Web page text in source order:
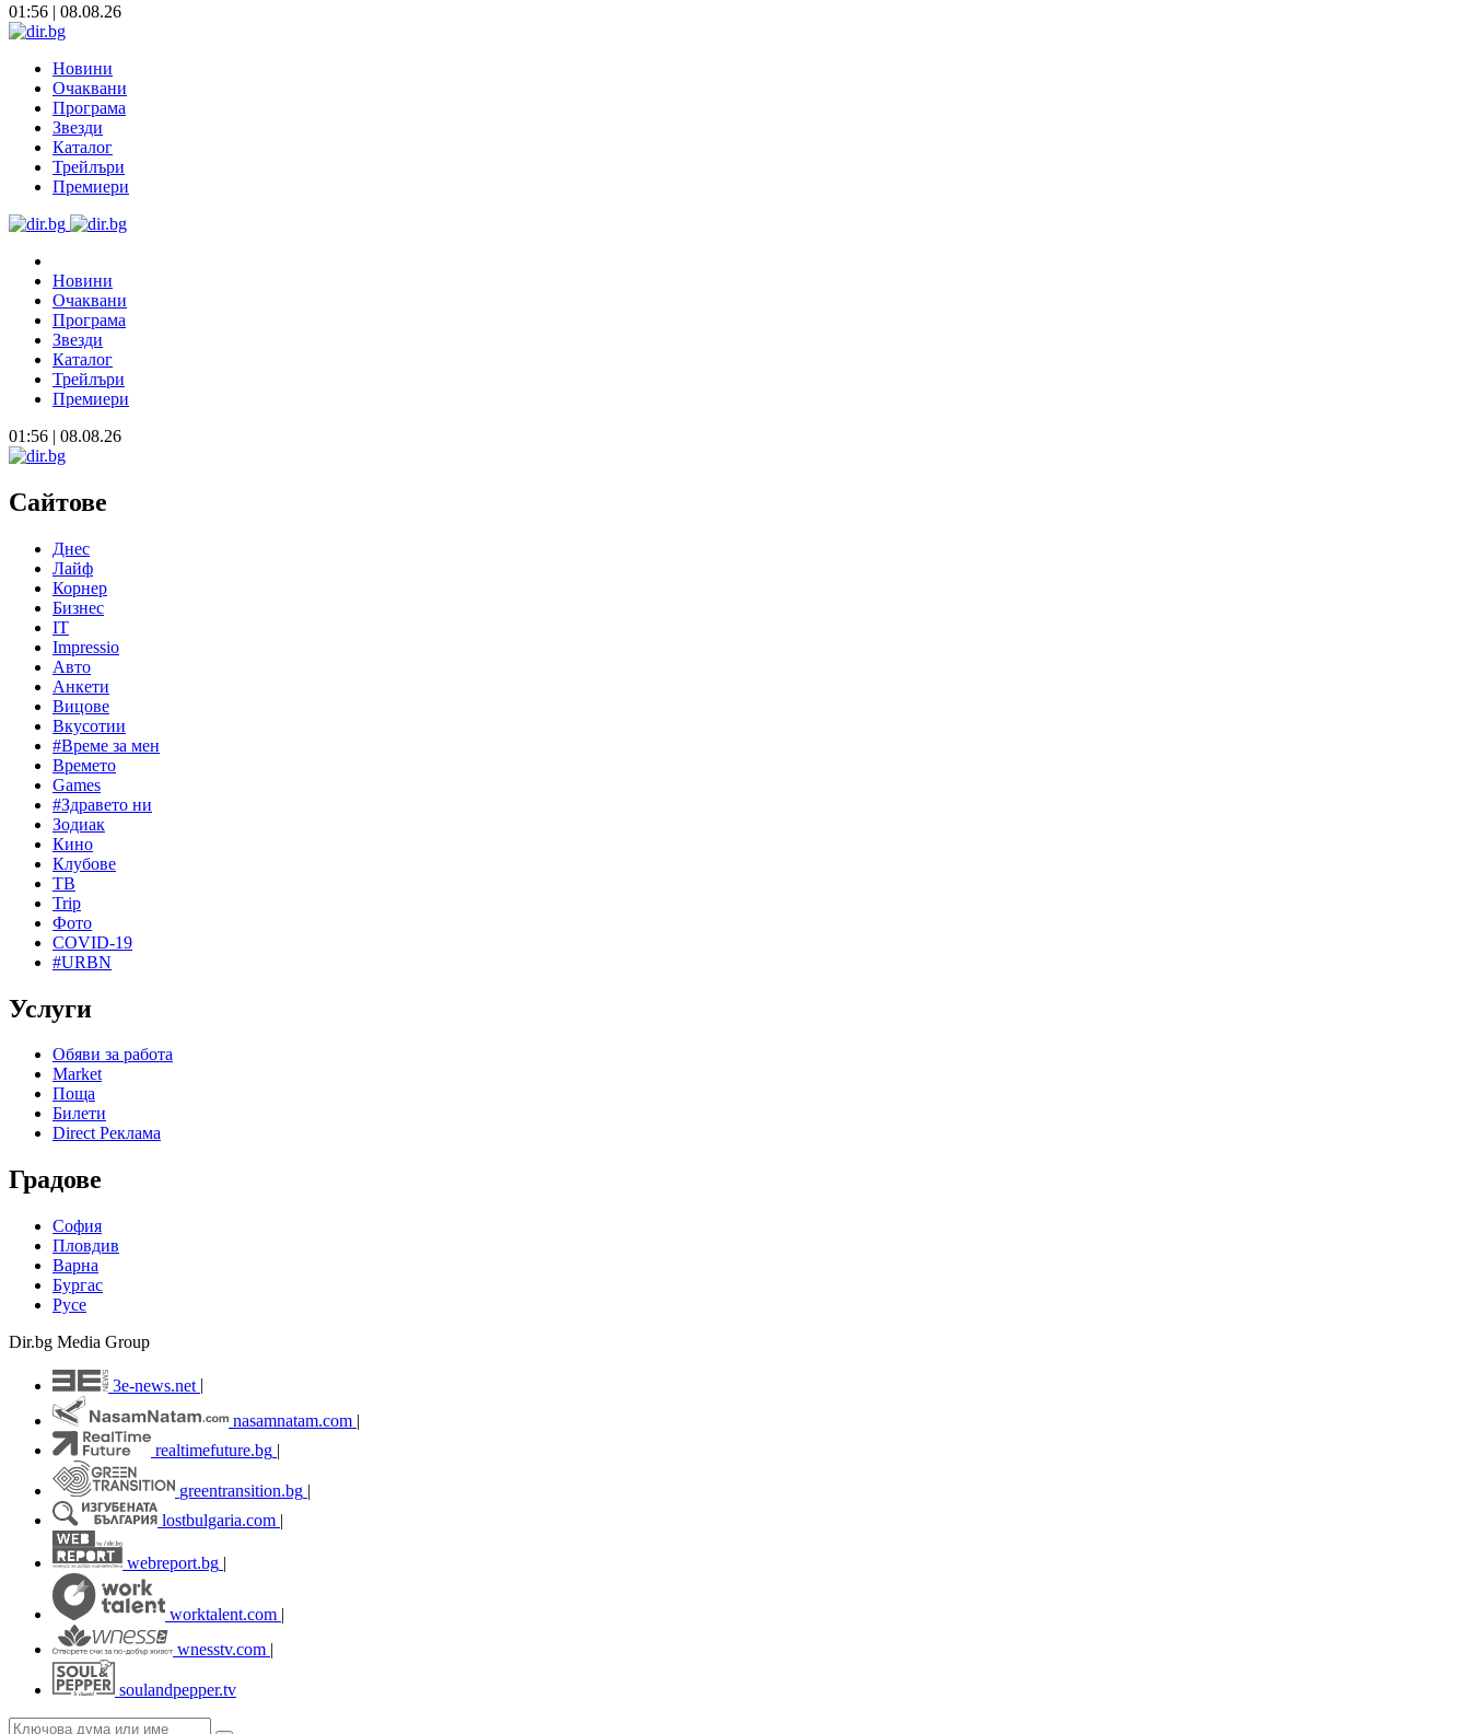
01:56 | 08.08.26
Новини
Очаквани
Програма
Звезди
Каталог
Трейлъри
Премиери
Новини
Очаквани
Програма
Звезди
Каталог
Трейлъри
Премиери
01:56 | 08.08.26
Сайтове
Днес
Лайф
Корнер
Бизнес
IT
Impressio
Авто
Анкети
Вицове
Вкусотии
#Време за мен
Времето
Games
#Здравето ни
Зодиак
Кино
Клубове
ТВ
Trip
Фото
COVID-19
#URBN
Услуги
Обяви за работа
Market
Поща
Билети
Direct Реклама
Градове
София
Пловдив
Варна
Бургас
Русе
Dir.bg Media Group
3e-news.net
nasamnatam.com |
realtimefuture.bg |
greentransition.bg |
lostbulgaria.com |
webreport.bg |
worktalent.com |
wnesstv.com |
soulandpepper.tv